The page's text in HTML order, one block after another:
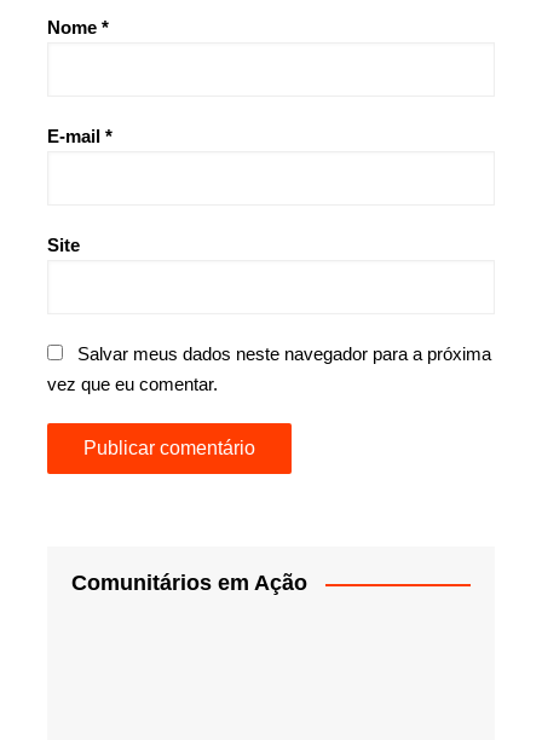
Nome *
E-mail *
Site
Salvar meus dados neste navegador para a próxima
vez que eu comentar.
Comunitários em Ação